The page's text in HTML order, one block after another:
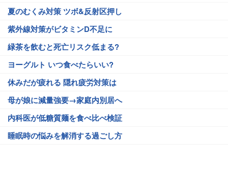
夏のむくみ対策 ツボ&反射区押し
紫外線対策がビタミンD不足に
緑茶を飲むと死亡リスク低まる?
ヨーグルト いつ食べたらいい?
休みだが疲れる 隠れ疲労対策は
母が娘に減量強要→家庭内別居へ
内科医が低糖質麺を食べ比べ検証
睡眠時の悩みを解消する過ごし方